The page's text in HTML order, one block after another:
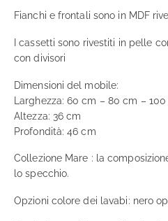
Fianchi e frontali sono in MDF
I cassetti sono rivestiti in pelle
con divisori
Dimensioni del mobile:
Larghezza: 60 cm – 80 cm –
Altezza: 36 cm
Profondità: 46 cm
Collezione Mare : la
lo specchio.
Opzioni colore dei lavabi: nero